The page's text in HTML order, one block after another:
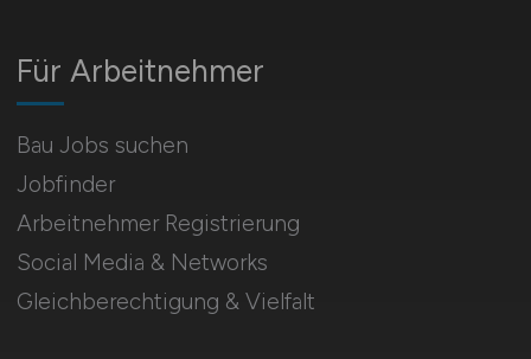
Für Arbeitnehmer
Bau Jobs suchen
Jobfinder
Arbeitnehmer Registrierung
Social Media & Networks
Gleichberechtigung & Vielfalt